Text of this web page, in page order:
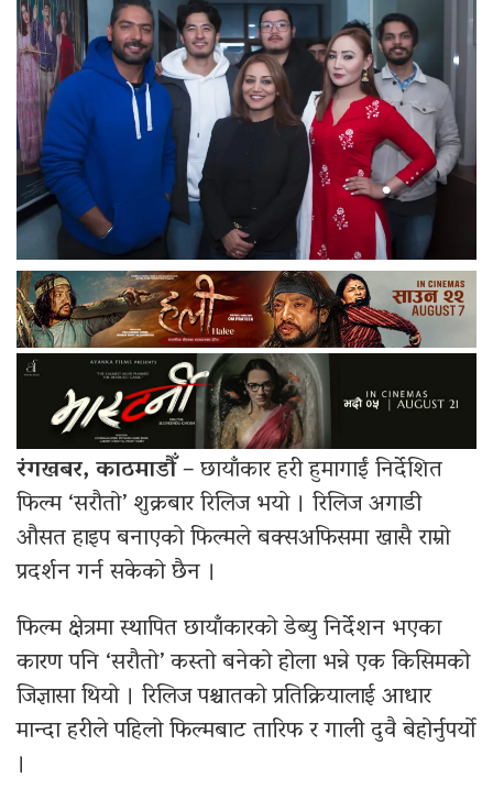
रंगखबर, काठमाडौँ –छायाँकार हरी हुमागाईं निर्देशित
फिल्म ‘सरौतो’ शुक्रबार रिलिज भयो । रिलिज अगाडी
औसत हाइप बनाएको फिल्मले बक्सअफिसमा खासै राम्रो
प्रदर्शन गर्न सकेको छैन ।
फिल्म क्षेत्रमा स्थापित छायाँकारको डेब्यु निर्देशन भएका
कारण पनि ‘सरौतो’ कस्तो बनेको होला भन्ने एक किसिमको
जिज्ञासा थियो । रिलिज पश्चातको प्रतिक्रियालाई आधार
मान्दा हरीले पहिलो फिल्मबाट तारिफ र गाली दुवै बेहोर्नुपर्यो
।